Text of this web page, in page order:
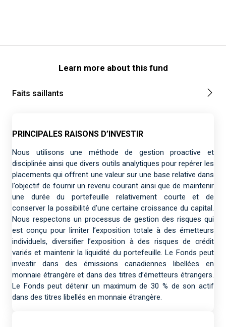
Learn more about this fund
Faits saillants
PRINCIPALES RAISONS D’INVESTIR
Nous utilisons une méthode de gestion proactive et
disciplinée ainsi que divers outils analytiques pour repérer les
placements qui offrent une valeur sur une base relative dans
l’objectif de fournir un revenu courant ainsi que de maintenir
une durée du portefeuille relativement courte et de
conserver la possibilité d’une certaine croissance du capital.
Nous respectons un processus de gestion des risques qui
est conçu pour limiter l’exposition totale à des émetteurs
individuels, diversifier l’exposition à des risques de crédit
variés et maintenir la liquidité du portefeuille. Le Fonds peut
investir dans des émissions canadiennes libellées en
monnaie étrangère et dans des titres d’émetteurs étrangers.
Le Fonds peut détenir un maximum de 30 % de son actif
dans des titres libellés en monnaie étrangère.